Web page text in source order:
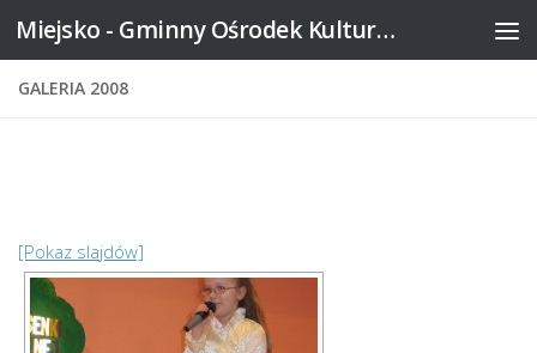
Skip to content Miejsko - Gminny Ośrodek Kultury w Mikstacie
GALERIA 2008
[Pokaz slajdów]